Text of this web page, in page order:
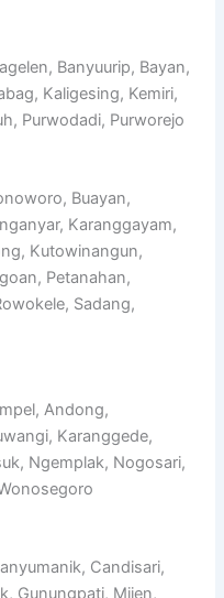
Banyuurip, Bayan,
Kaligesing, Kemiri,
Purwodadi, Purworejo
Buayan,
Karanggayam,
Kutowinangun,
Petanahan,
Sadang,
Andong,
Karanggede,
Ngemplak, Nogosari,
Candisari,
Gunungpati, Mijen,